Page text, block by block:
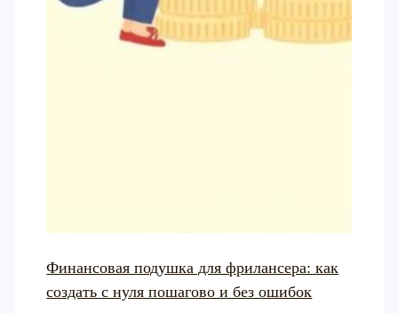
Финансовая подушка для фрилансера: как
создать с нуля пошагово и без ошибок